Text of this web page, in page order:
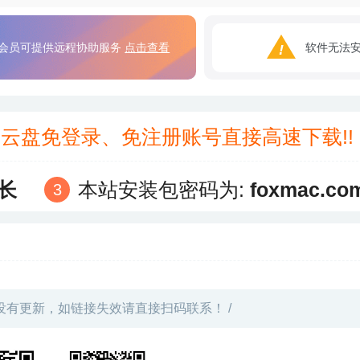
员可提供远程协助服务 点击查看 软件无法
盘免登录、免注册账号直接高速下
本站安装包密码为:
有更新，如链接失效请直接扫码联系！ /